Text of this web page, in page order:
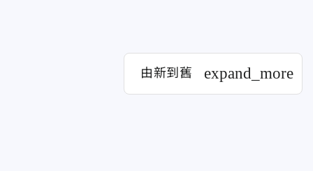
由新到舊 expand_more